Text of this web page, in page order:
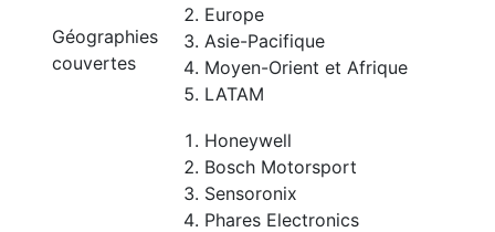
Géographies
couvertes
Europe
Asie-Pacifique
Moyen-Orient et Afrique
LATAM
Honeywell
Bosch Motorsport
Sensoronix
Phares Electronics